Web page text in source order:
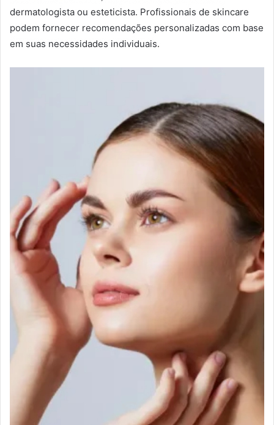
dermatologista ou esteticista. Profissionais de skincare
podem fornecer recomendações personalizadas com base
em suas necessidades individuais.